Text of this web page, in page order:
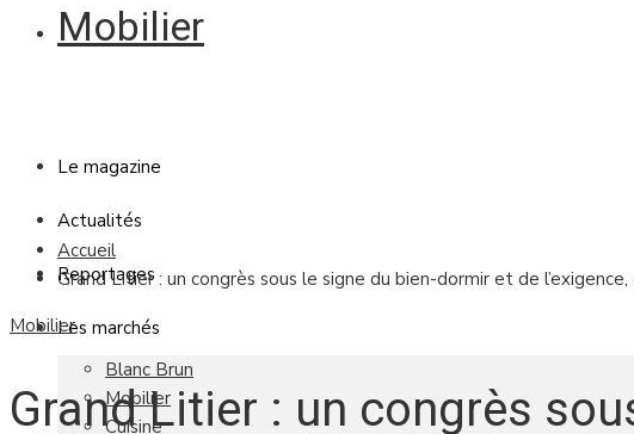
Mobilier
Le magazine
Actualités
Reportages
Les marchés
Blanc Brun
Mobilier
Cuisine
Accueil
Grand Litier : un congrès sous le signe du bien-dormir et de
Mobilier
Grand Litier : un congrès